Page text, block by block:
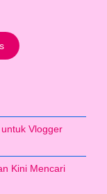
Vlogger
Kini Mencari